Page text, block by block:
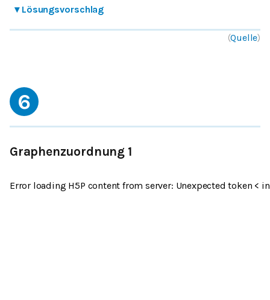
▾ Lösungsvorschlag
(Quelle)
6
Graphenzuordnung 1
Error loading H5P content from server: Unexpected token <